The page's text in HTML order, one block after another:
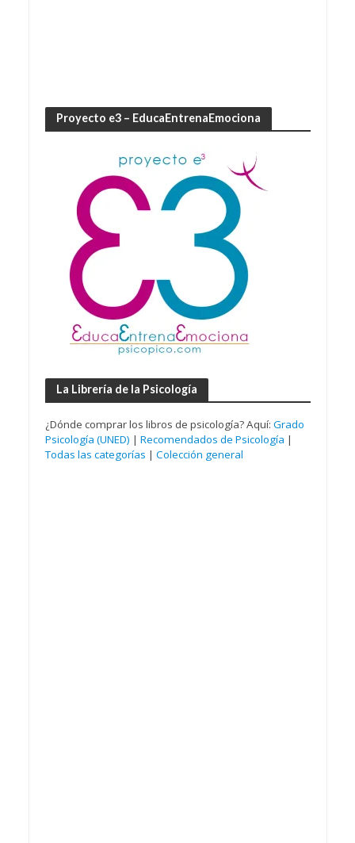
Proyecto e3 – EducaEntrenaEmociona
La Librería de la Psicología
¿Dónde comprar los libros de psicología? Aquí: Grado
Psicología (UNED) | Recomendados de Psicología |
Todas las categorías | Colección general